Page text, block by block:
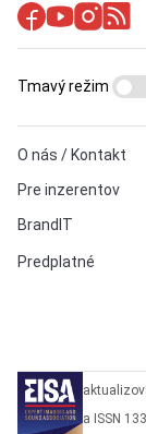
O nás / Kontakt
Pre inzerentov
BrandIT
Predplatné
Tmavý režim
a ISSN